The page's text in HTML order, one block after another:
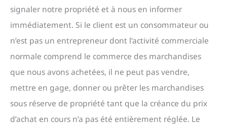
signaler notre propriété et à nous en informer
immédiatement. Si le client est un consommateur ou
n’est pas un entrepreneur dont l’activité commerciale
normale comprend le commerce des marchandises
que nous avons achetées, il ne peut pas vendre,
mettre en gage, donner ou prêter les marchandises
sous réserve de propriété tant que la créance du prix
d’achat en cours n’a pas été entièrement réglée. Le